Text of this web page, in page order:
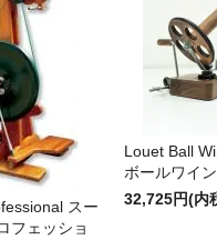
スー
フェッショ
Louet Ball
ボールワイ
32,725円(内